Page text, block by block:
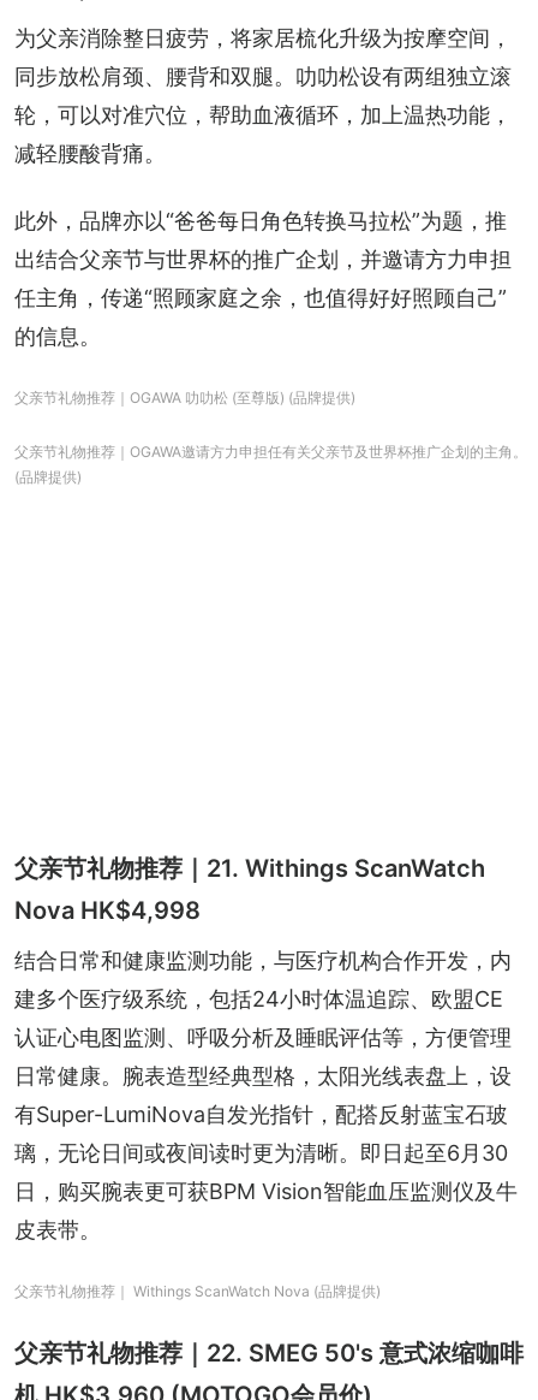
为父亲消除整日疲劳，将家居梳化升级为按摩空间，
同步放松肩颈、腰背和双腿。叻叻松设有两组独立滚
轮，可以对准穴位，帮助血液循环，加上温热功能，
减轻腰酸背痛。
此外，品牌亦以“爸爸每日角色转换马拉松”为题，推
出结合父亲节与世界杯的推广企划，并邀请方力申担
任主角，传递“照顾家庭之余，也值得好好照顾自己”
的信息。
父亲节礼物推荐｜OGAWA 叻叻松 (至尊版) (品牌提供)
父亲节礼物推荐｜OGAWA邀请方力申担任有关父亲节及世界杯推广企划的主角。
(品牌提供)
父亲节礼物推荐｜21. Withings ScanWatch
Nova HK$4,998
结合日常和健康监测功能，与医疗机构合作开发，内
建多个医疗级系统，包括24小时体温追踪、欧盟CE
认证心电图监测、呼吸分析及睡眠评估等，方便管理
日常健康。腕表造型经典型格，太阳光线表盘上，设
有Super-LumiNova自发光指针，配搭反射蓝宝石玻
璃，无论日间或夜间读时更为清晰。即日起至6月30
日，购买腕表更可获BPM Vision智能血压监测仪及牛
皮表带。
父亲节礼物推荐｜ Withings ScanWatch Nova (品牌提供)
父亲节礼物推荐｜22. SMEG 50's 意式浓缩咖啡